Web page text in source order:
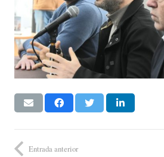
Entrada anterior